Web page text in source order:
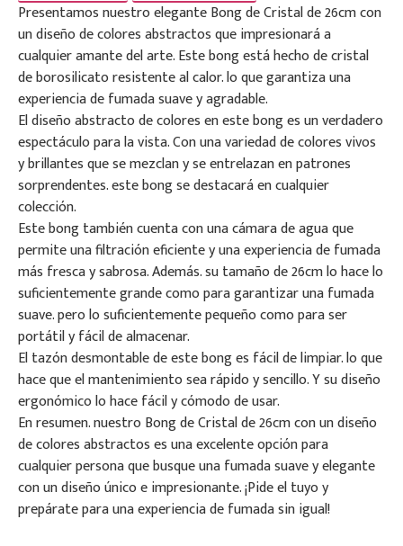
Presentamos nuestro elegante Bong de Cristal de 26cm con
un diseño de colores abstractos que impresionará a
cualquier amante del arte. Este bong está hecho de cristal
de borosilicato resistente al calor. lo que garantiza una
experiencia de fumada suave y agradable.
El diseño abstracto de colores en este bong es un verdadero
espectáculo para la vista. Con una variedad de colores vivos
y brillantes que se mezclan y se entrelazan en patrones
sorprendentes. este bong se destacará en cualquier
colección.
Este bong también cuenta con una cámara de agua que
permite una filtración eficiente y una experiencia de fumada
más fresca y sabrosa. Además. su tamaño de 26cm lo hace lo
suficientemente grande como para garantizar una fumada
suave. pero lo suficientemente pequeño como para ser
portátil y fácil de almacenar.
El tazón desmontable de este bong es fácil de limpiar. lo que
hace que el mantenimiento sea rápido y sencillo. Y su diseño
ergonómico lo hace fácil y cómodo de usar.
En resumen. nuestro Bong de Cristal de 26cm con un diseño
de colores abstractos es una excelente opción para
cualquier persona que busque una fumada suave y elegante
con un diseño único e impresionante. ¡Pide el tuyo y
prepárate para una experiencia de fumada sin igual!